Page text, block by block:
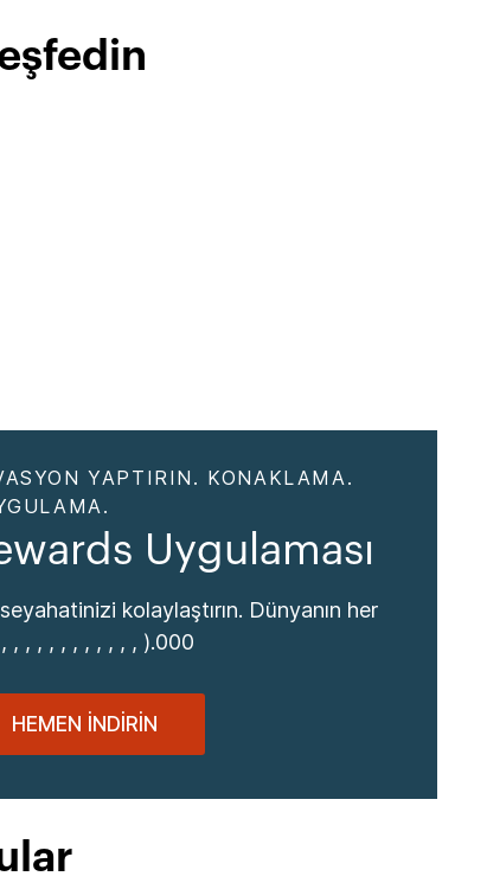
YAPTIRIN. KONAKLAMA.
Uygulaması
kolaylaştırın. Dünyanın her
, , , , , , , , , , , ).000
HEMEN İNDIRIN